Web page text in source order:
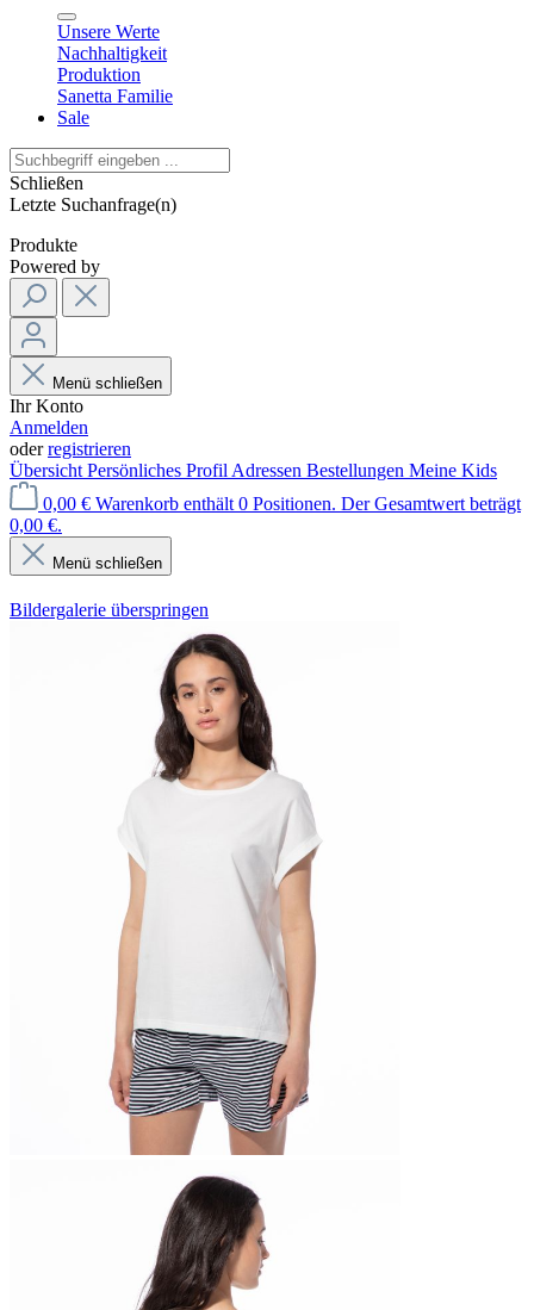
Unsere Werte
Nachhaltigkeit
Produktion
Sanetta Familie
Sale
Schließen
Letzte Suchanfrage(n)
Produkte
Powered by
Menü schließen
Ihr Konto
Anmelden
oderregistrieren
Übersicht Persönliches Profil Adressen Bestellungen Meine Kids
0,00 € Warenkorb enthält 0 Positionen. Der Gesamtwert beträgt
0,00 €.
Menü schließen
Bildergalerie überspringen